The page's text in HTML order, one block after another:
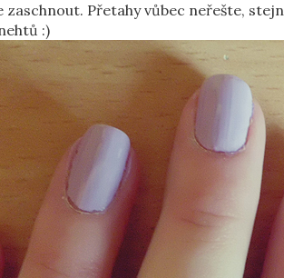
zaschnout. Přetahy vůbec neřešte,
:)